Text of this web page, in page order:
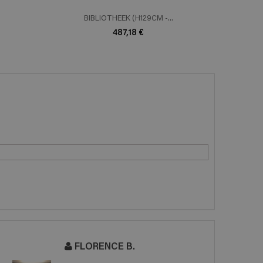
BIBLIOTHEEK (H129CM -...
487,18 €
FLORENCE B.